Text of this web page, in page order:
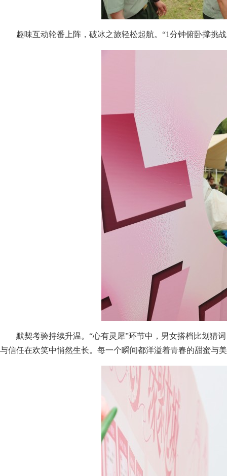
趣味互动轮番上阵，破冰之旅轻松起航。“1分钟俯卧撑挑
默契考验持续升温。“心有灵犀”环节中，男女搭档比划
与信任在欢笑中悄然生长。每一个瞬间都洋溢着青春的甜蜜与